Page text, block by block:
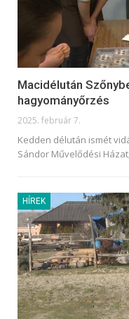
Macidélután
hagyományőrzés
2025. február 7.
Kedden délután ismét
Sándor Művelődési
HÍREK